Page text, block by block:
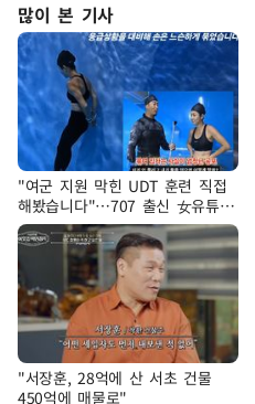
많이 본 기사
"여군 지원 막힌 UDT 훈련 직접
해봤습니다"…707 출신 女유튜버
'완벽 소화'
"서장훈, 28억에 산 서초 건물
450억에 매물로"